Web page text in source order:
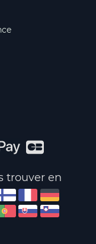
trouver en